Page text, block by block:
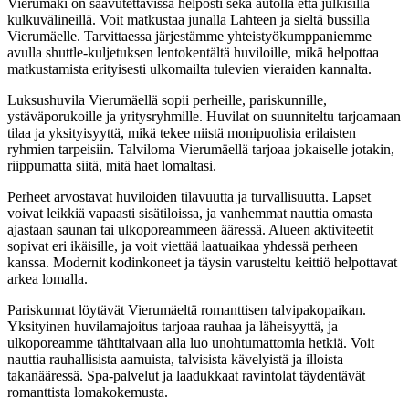
kulkuvälineillä. Voit matkustaa junalla Lahteen ja sieltä bussilla
Vierumäelle. Tarvittaessa järjestämme yhteistyökumppaniemme
avulla shuttle-kuljetuksen lentokentältä huviloille, mikä helpottaa
matkustamista erityisesti ulkomailta tulevien vieraiden kannalta.
Luksushuvila Vierumäellä sopii perheille, pariskunnille,
ystäväporukoille ja yritysryhmille. Huvilat on suunniteltu tarjoamaan
tilaa ja yksityisyyttä, mikä tekee niistä monipuolisia erilaisten
ryhmien tarpeisiin. Talviloma Vierumäellä tarjoaa jokaiselle jotakin,
riippumatta siitä, mitä haet lomaltasi.
Perheet arvostavat huviloiden tilavuutta ja turvallisuutta. Lapset
voivat leikkiä vapaasti sisätiloissa, ja vanhemmat nauttia omasta
ajastaan saunan tai ulkoporeammeen ääressä. Alueen aktiviteetit
sopivat eri ikäisille, ja voit viettää laatuaikaa yhdessä perheen
kanssa. Modernit kodinkoneet ja täysin varusteltu keittiö helpottavat
arkea lomalla.
Pariskunnat löytävät Vierumäeltä romanttisen talvipakopaikan.
Yksityinen huvilamajoitus tarjoaa rauhaa ja läheisyyttä, ja
ulkoporeamme tähtitaivaan alla luo unohtumattomia hetkiä. Voit
nauttia rauhallisista aamuista, talvisista kävelyistä ja illoista
takanääressä. Spa-palvelut ja laadukkaat ravintolat täydentävät
romanttista lomakokemusta.